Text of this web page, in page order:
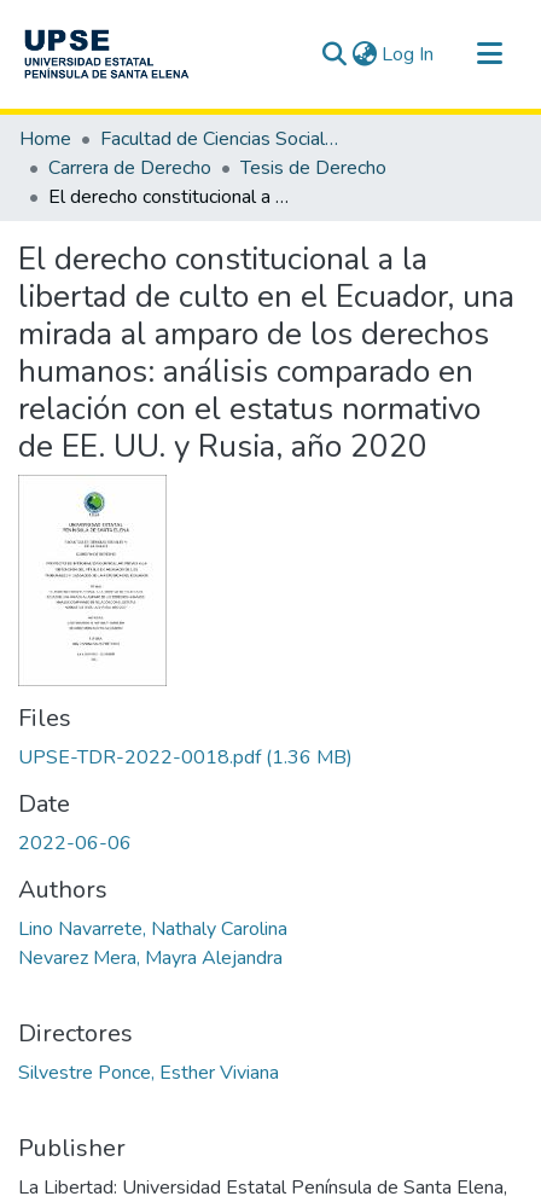
Log In (current)
Communities & Collections
All of DSpace
Statistics
Home
Facultad de Ciencias Sociales y de la Salud
Carrera de Derecho
Tesis de Derecho
El derecho constitucional a la libertad de culto en el Ecuador, una mirada al amparo de los derechos humanos: análisis comparado en relación con el estatus normativo de EE. UU. y Rusia, año 2020
El derecho constitucional a la
libertad de culto en el Ecuador, una
mirada al amparo de los derechos
humanos: análisis comparado en
relación con el estatus normativo
de EE. UU. y Rusia, año 2020
Files
UPSE-TDR-2022-0018.pdf(1.36 MB)
Date
2022-06-06
Authors
Lino Navarrete, Nathaly Carolina
Nevarez Mera, Mayra Alejandra
Directores
Silvestre Ponce, Esther Viviana
Publisher
La Libertad: Universidad Estatal Península de Santa Elena,